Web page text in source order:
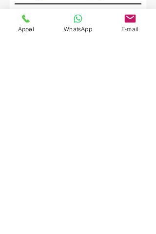
Société
Appel WhatsApp E-mail